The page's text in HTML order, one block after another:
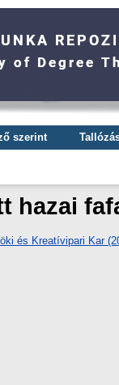
szerint
hazai
és Kreatívipari Kar